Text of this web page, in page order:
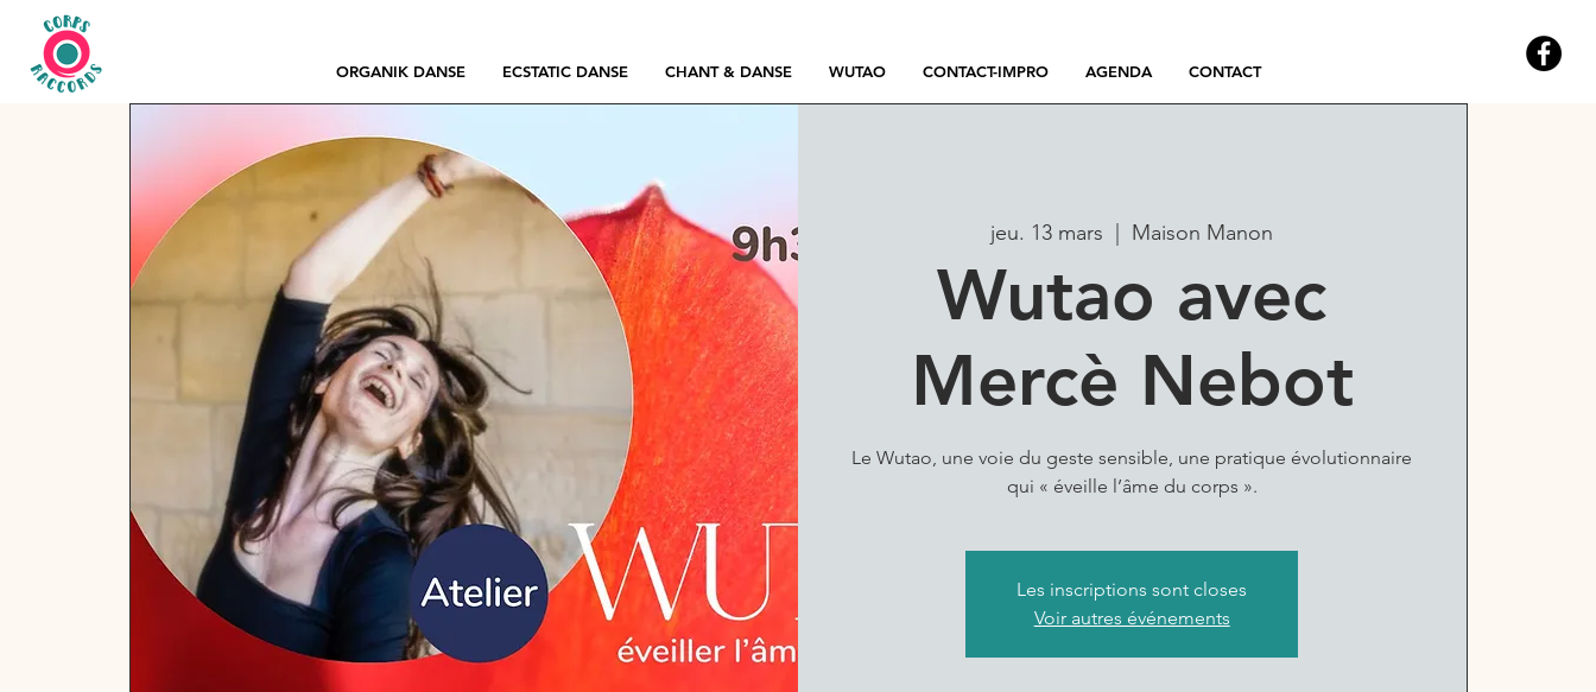
ORGANIK DANSE ECSTATIC DANSE CHANT & DANSE WUTAO CONTACT-IMPRO AGENDA CONTACT
jeu. 13 mars Maison Manon
Wutao avec
Mercè Nebot
Le Wutao, une voie du geste sensible, une pratique évolutionnaire
qui « éveille l’âme du corps ».
Les inscriptions sont closes
Voir autres événements